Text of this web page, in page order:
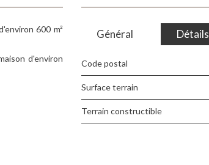
600 m²
d'environ
Général
Code postal
surface terrain
Terrain constructible